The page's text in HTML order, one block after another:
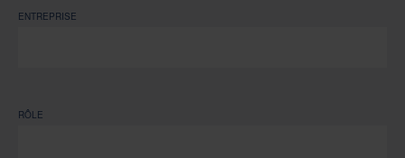
ENTREPRISE
RÔLE